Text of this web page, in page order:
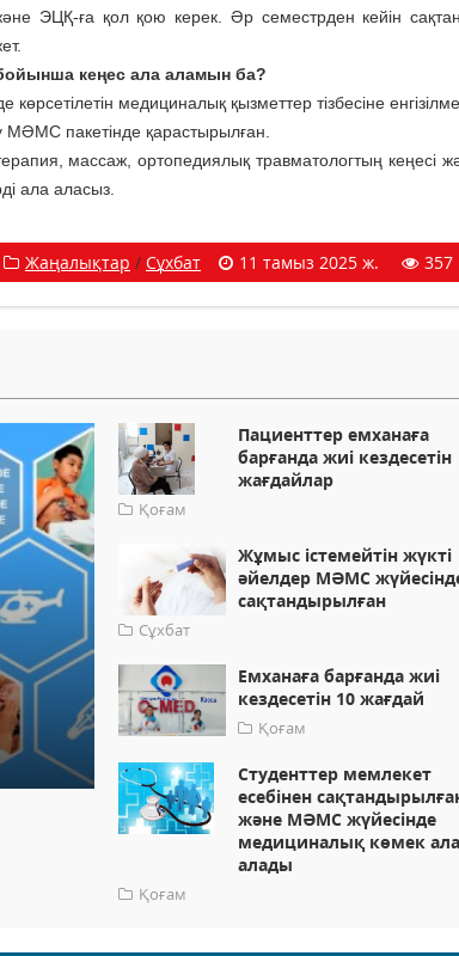
ЭЦҚ-ға қол қою керек. Әр семестрден кейін
кеңес ала аламын ба?
медициналық қызметтер тізбесіне
пакетінде қарастырылған.
массаж, ортопедиялық травматологтың кеңесі
ала аласыз.
Жаңалықтар / Сұхбат 11 тамыз 2025 ж. 357
Пациенттер емханаға
барғанда жиі кездесетін
жағдайлар
Қоғам
Жұмыс істемейтін жүкті
әйелдер МӘМС
сақтандырылған
Сұхбат
Емханаға барғанда жиі
кездесетін 10 жағдай
Қоғам
Студенттер мемлекет
есебінен
және МӘМС жүйесінде
медициналық көмек ала
алады
Қоғам